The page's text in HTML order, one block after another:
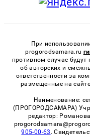
При
progorodsamara.ru
противном случае
об авторских и
ответственности за
размещенные на
Наименование:
(ПРОГОРОДСАМАРА)
редактор:
905-00-63 .